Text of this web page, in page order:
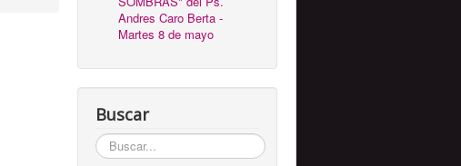
Andres Caro Berta -
Martes 8 de mayo
Buscar
Buscar...